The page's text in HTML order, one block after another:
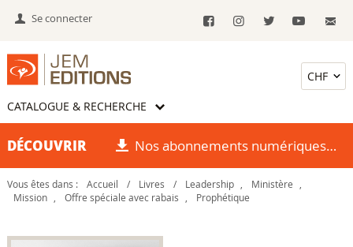
Se connecter
CATALOGUE & RECHERCHE
DÉCOUVRIR Nos abonnements numériques
Vous êtes dans : Accueil / Livres / Leadership Ministère
Mission
Offre spéciale avec rabais Prophétique